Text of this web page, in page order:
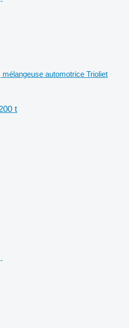
mélangeuse automotrice Trioliet
t